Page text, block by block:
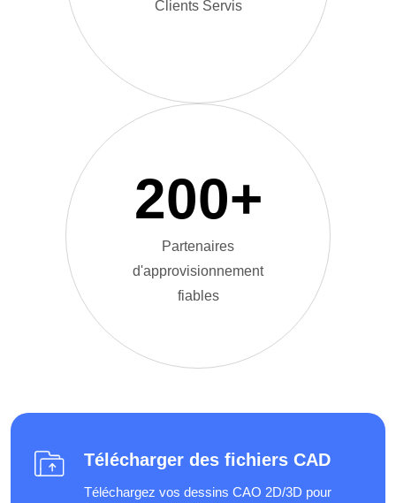
Clients Servis
200+
Partenaires
d'approvisionnement
fiables
Télécharger des fichiers CAD
Téléchargez vos dessins CAO 2D/3D pour